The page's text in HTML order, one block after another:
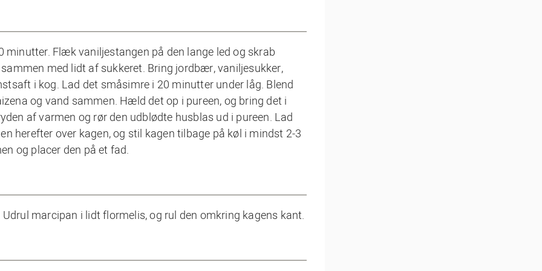
Flæk vaniljestangen på den lange led og skrab
med lidt af sukkeret. Bring jordbær, vaniljesukker,
i kog. Lad det småsimre i 20 minutter under låg. Blend
og vand sammen. Hæld det op i pureen, og bring det i
af varmen og rør den udblødte husblas ud i pureen. Lad
herefter over kagen, og stil kagen tilbage på køl i mindst 2-3
og placer den på et fad.
marcipan i lidt flormelis, og rul den omkring kagens kant.